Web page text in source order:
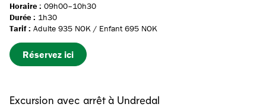
Horaire : 09h00–10h30
Durée : 1h30
Tarif : Adulte 935 NOK / Enfant 695 NOK
Réservez ici
Excursion avec arrêt à Undredal